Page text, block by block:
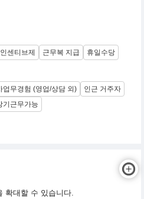
인센티브제 근무복 지급
휴일수당
업무경험 (영업/상담 외)
인근 거주자
기근무가능
확대할 수 있습니다.